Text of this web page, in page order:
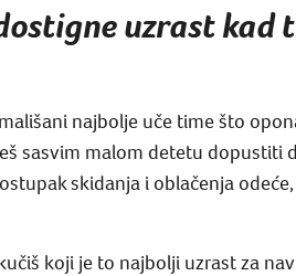
uzrast
najbolje uče time što
sasvim malom detetu dopustiti
skidanja i oblačenja
koji je to najbolji uzrast za